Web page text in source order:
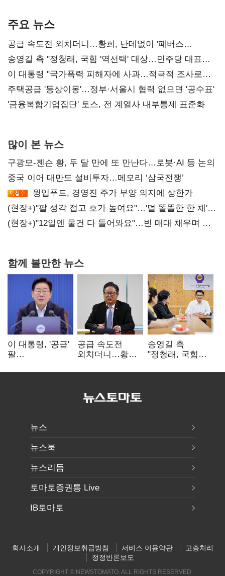
주요 뉴스
공급 속도전 외치더니…황희, 난데없이 '폐버스
리모델링' 제안
송영길 측 "정청래, 국힘 '역선택' 대상…민주당 대표로
총선 지휘 못해"
이 대통령 "국가폭력 피해자에 사과…적극적 조사로
진실 밝혀야"
주택공급 '동상이몽'…정부·서울시 협력 없으면 '공수표'
'금융복합기업집단' 토스, 전 계열사 내부통제 표준화
많이 본 뉴스
구광모-젠슨 황, 두 달 만에 또 만난다…로봇·AI 등 논의
중국 이어 대만도 설비투자…메모리 ‘삼국전쟁’
윙입푸드, 경영진 주가 부양 의지에 상한가
(현장+)"팔 생각 접고 호가 높여요"…'덜 똘똘한 한 채'
20억 키맞추기
(현장+)"12일엔 물건 다 들어와요"…빈 매대 채우며 문
함께 볼만한 뉴스
이 대통령, '공급'
팔
여 내부선
공급 속도전
외치더니…황희,
리모델링' 제안
송영길 측
"정청래, 국힘
민주당 대표로
뉴스
뉴스북
뉴스리듬
토마토증권통 Live
IB토마토
회사소개 개인정보취급방침 서비스 이용약관
고충처리
정정반론보도
COPYRIGHT © NEWSTOMATO. ALL RIGHTS RESERVED.